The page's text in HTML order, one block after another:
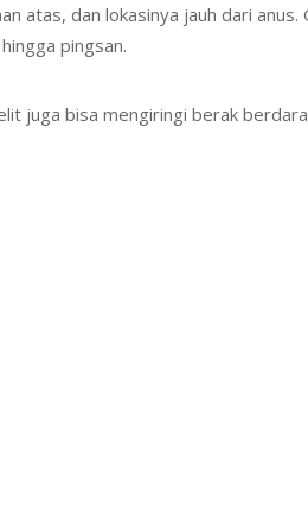
atas, dan lokasinya jauh dari
pingsan.
juga bisa mengiringi berak